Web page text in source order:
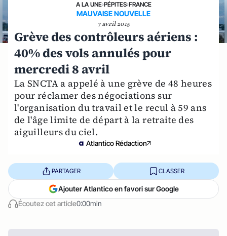
A LA UNE›PÉPITES›FRANCE
MAUVAISE NOUVELLE
7 avril 2015
Grève des contrôleurs aériens :
40% des vols annulés pour
mercredi 8 avril
La SNCTA a appelé à une grève de 48 heures
pour réclamer des négociations sur
l'organisation du travail et le recul à 59 ans
de l'âge limite de départ à la retraite des
aiguilleurs du ciel.
Atlantico Rédaction
Écoutez cet article0:00min
PARTAGER CLASSER
Ajouter Atlantico en favori sur Google